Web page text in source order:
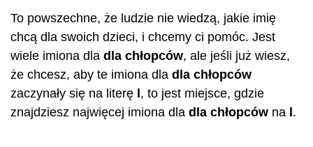
To powszechne, że ludzie nie wiedzą, jakie imię
chcą dla swoich dzieci, i chcemy ci pomóc. Jest
wiele imiona dla dla chłopców, ale jeśli już wiesz,
że chcesz, aby te imiona dla dla chłopców
zaczynały się na literę , to jest miejsce, gdzie
znajdziesz najwięcej imiona dla dla chłopców na .